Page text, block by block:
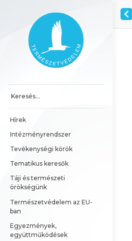
Főoldal
Hírek
Intézményrendszer
Tevékenységi körök
Tematikus keresők
Táji és természeti
örökségünk
Természetvédelem az EU-
ban
Egyezmények,
együttműködések